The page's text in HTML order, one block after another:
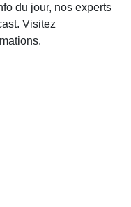
du jour, nos experts
Visitez